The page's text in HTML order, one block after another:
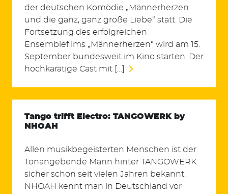
der deutschen Komödie „Männerherzen
und die ganz, ganz große Liebe“ statt. Die
Fortsetzung des erfolgreichen
Ensemblefilms „Männerherzen“ wird am 15.
September bundesweit im Kino starten. Der
hochkarätige Cast mit […]
Tango trifft Electro: TANGOWERK by
NHOAH
Allen musikbegeisterten Menschen ist der
Tonangebende Mann hinter TANGOWERK
sicher schon seit vielen Jahren bekannt.
NHOAH kennt man in Deutschland vor